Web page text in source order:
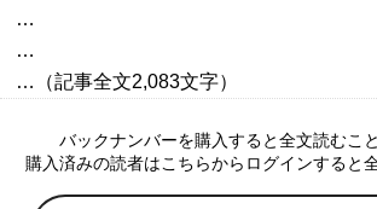
…
…
バックナンバーを購入すると全文読むこ
購入済みの読者はこちらからログインすると